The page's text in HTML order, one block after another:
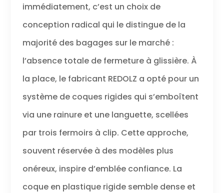
immédiatement, c’est un choix de
conception radical qui le distingue de la
majorité des bagages sur le marché :
l’absence totale de fermeture à glissière. À
la place, le fabricant REDOLZ a opté pour un
système de coques rigides qui s’emboîtent
via une rainure et une languette, scellées
par trois fermoirs à clip. Cette approche,
souvent réservée à des modèles plus
onéreux, inspire d’emblée confiance. La
coque en plastique rigide semble dense et